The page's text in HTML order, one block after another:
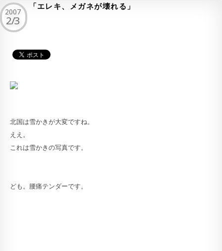
「エレキ、メガネが壊れる」
2007
2/3
北国は雪かきが大変ですね。
ええ。
これは雪かきの写真です。
ども。腰痛テンダーです。